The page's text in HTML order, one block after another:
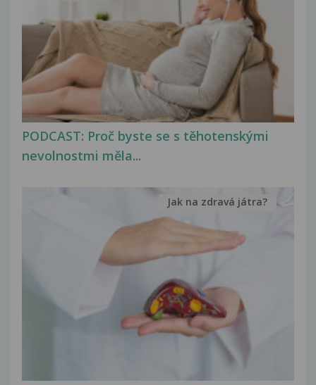
PODCAST: Proč byste se s těhotenskými
nevolnostmi měla...
Jak na zdravá játra?